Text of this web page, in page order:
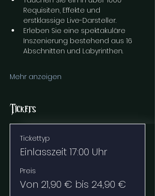
Requisiten, Effekte und
erstklassige Live-Darsteller.
Erleben Sie eine spektakuläre
Inszenierung bestehend aus 16
Abschnitten und Labyrinthen.
Mehr anzeigen
Tickets
Tickettyp
Einlasszeit 17:00 Uhr
Preis
Von 21,90 € bis 24,90 €